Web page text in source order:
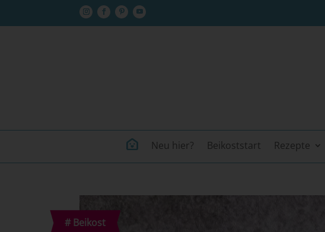
Neu hier? Beikoststart Rezepte
# Beikost